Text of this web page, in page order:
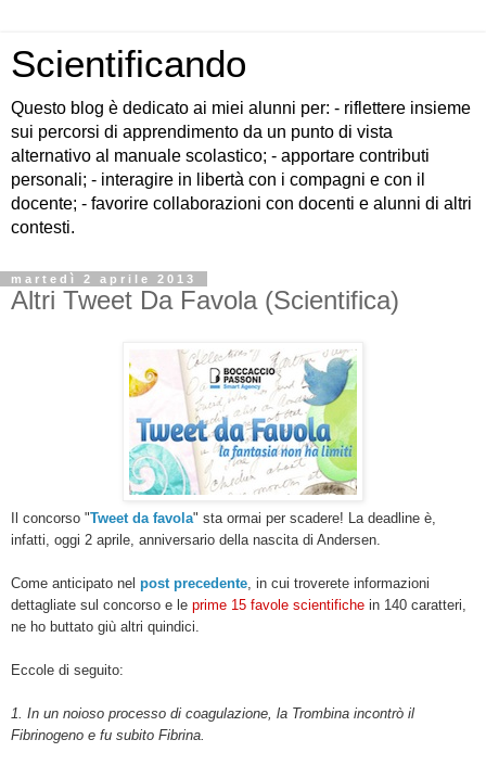
Scientificando
Questo blog è dedicato ai miei alunni per: - riflettere insieme
sui percorsi di apprendimento da un punto di vista
alternativo al manuale scolastico; - apportare contributi
personali; - interagire in libertà con i compagni e con il
docente; - favorire collaborazioni con docenti e alunni di altri
contesti.
martedì 2 aprile 2013
Altri Tweet Da Favola (Scientifica)
Il concorso "Tweet da favola" sta ormai per scadere! La deadline è,
infatti, oggi 2 aprile, anniversario della nascita di Andersen.
Come anticipato nel post precedente , in cui troverete informazioni
dettagliate sul concorso e le prime 15 favole scientifiche in 140 caratteri,
ne ho buttato giù altri quindici.
Eccole di seguito:
1. In un noioso processo di coagulazione, la Trombina incontrò il
Fibrinogeno e fu subito Fibrina.